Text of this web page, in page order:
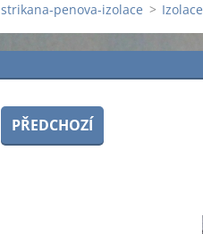
strikana-penova-izolace >
PŘEDCHOZÍ